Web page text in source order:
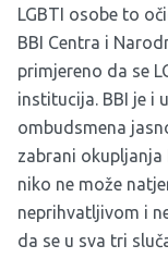
LGBTI osobe to
BBI Centra i
primjereno da se
institucija. BBI je i
ombudsmena
zabrani okupljanja
niko ne može
neprihvatljivom i
da se u sva tri